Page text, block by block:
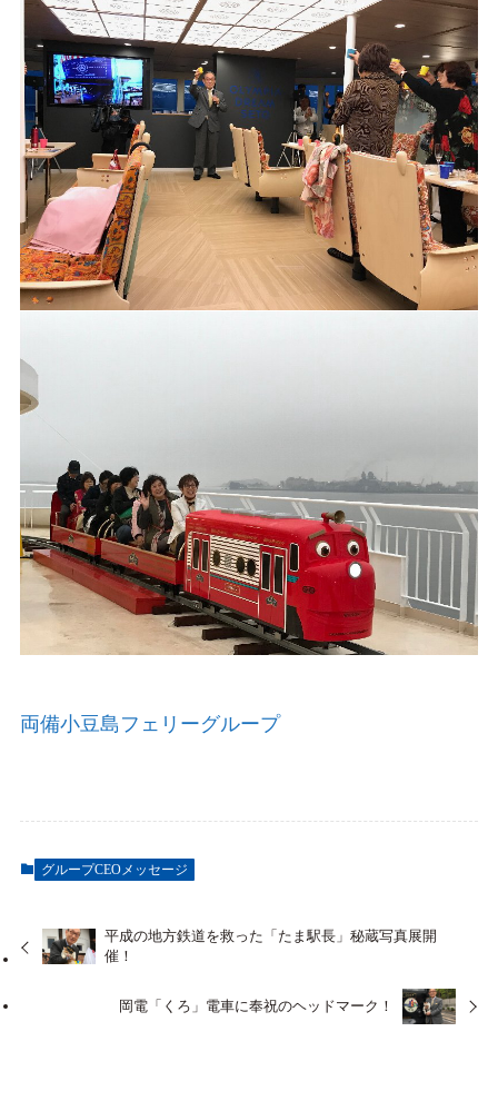
両備小豆島フェリーグループ
グループCEOメッセージ
平成の地方鉄道を救った「たま駅長」秘蔵写真展開
催！
岡電「くろ」電車に奉祝のヘッドマーク！